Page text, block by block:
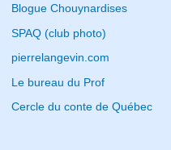
Blogue Chouynardises
SPAQ (club photo)
pierrelangevin.com
Le bureau du Prof
Cercle du conte de Québec